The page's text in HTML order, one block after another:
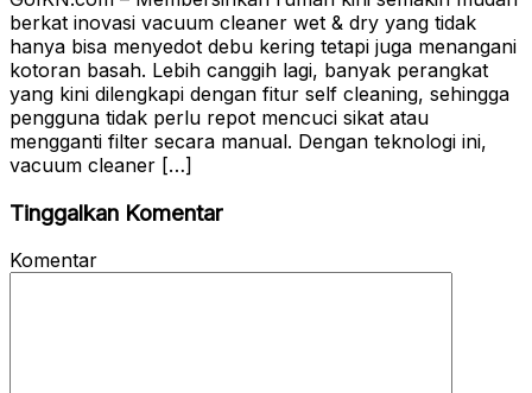
berkat inovasi vacuum cleaner wet & dry yang tidak
hanya bisa menyedot debu kering tetapi juga menangani
kotoran basah. Lebih canggih lagi, banyak perangkat
yang kini dilengkapi dengan fitur self cleaning, sehingga
pengguna tidak perlu repot mencuci sikat atau
mengganti filter secara manual. Dengan teknologi ini,
vacuum cleaner […]
Tinggalkan Komentar
Komentar